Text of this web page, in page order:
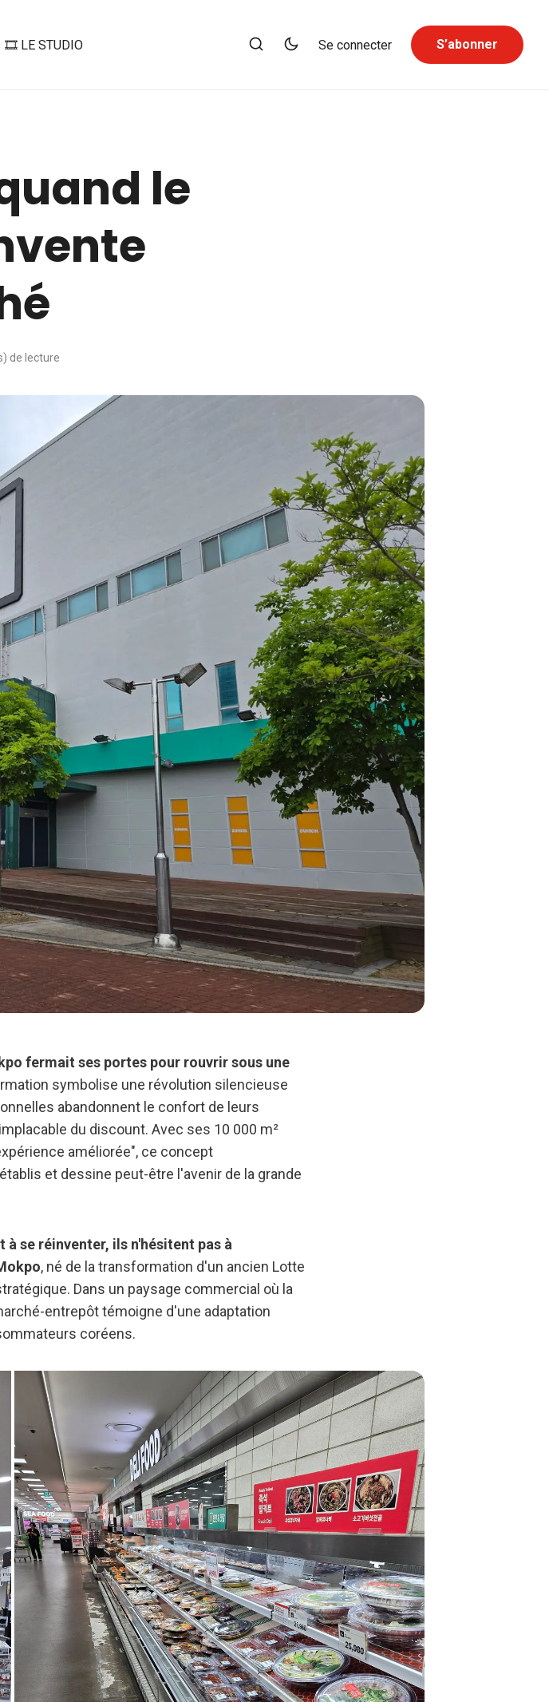
🎞️ LE STUDIO Se connecter S’abonner
le
de lecture
fermait ses portes pour rouvrir sous une
symbolise une révolution silencieuse
abandonnent le confort de leurs
du discount. Avec ses 10 000 m²
améliorée", ce concept
et dessine peut-être l'avenir de la grande
se réinventer, ils n'hésitent pas à
, né de la transformation d'un ancien Lotte
Dans un paysage commercial où la
entrepôt témoigne d'une adaptation
coréens.